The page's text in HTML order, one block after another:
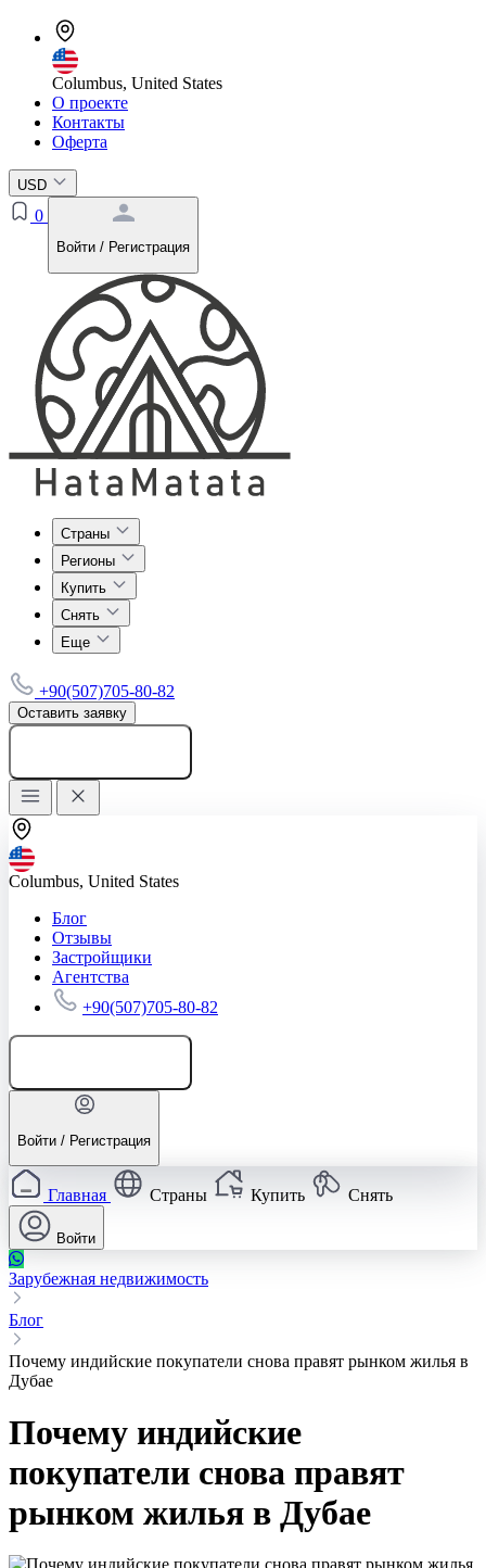
Columbus, United States
О проекте
Контакты
Оферта
USD
0
Войти / Регистрация
Страны
Регионы
Купить
Снять
Еще
+90(507)705-80-82
Оставить заявку
Columbus, United States
Блог
Отзывы
Застройщики
Агентства
+90(507)705-80-82
Войти / Регистрация
Главная Страны Купить Снять
Войти
Зарубежная недвижимость
Блог
Почему индийские покупатели снова правят рынком жилья в
Дубае
Почему индийские
покупатели снова правят
рынком жилья в Дубае